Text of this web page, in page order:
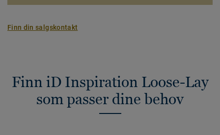
Finn din salgskontakt
Finn iD Inspiration Loose-Lay
som passer dine behov